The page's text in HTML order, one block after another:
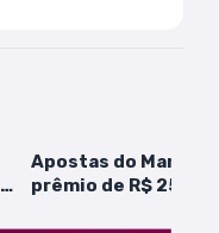
Apostas do
prêmio de R$ 25,4